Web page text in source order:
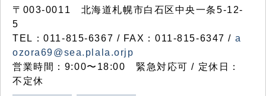
〒003-0011 北海道札幌市白石区中央一条5-12-
5
TEL：011-815-6367 / FAX：011-815-6347 / a
ozora69@sea.plala.orjp
営業時間：9:00〜18:00 緊急対応可 / 定休日：
不定休